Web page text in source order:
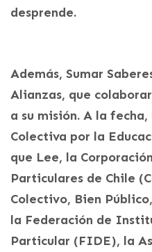
desprende.
Además, Sumar
Alianzas, que
a su misión. A la
Colectiva por la
que Lee, la
Particulares de Chile
Colectivo, Bien
la Federación de
Particular (FIDE), la